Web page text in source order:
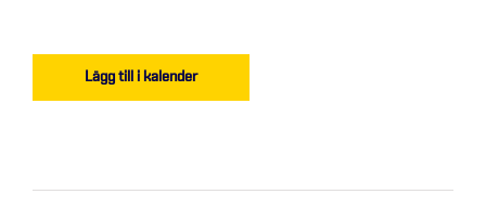
Lägg till i kalender